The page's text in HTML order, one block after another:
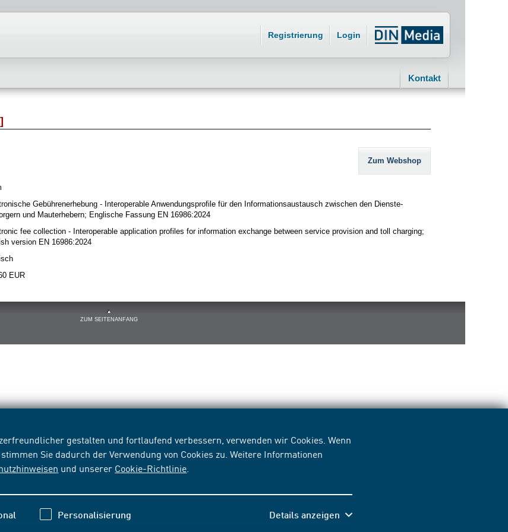
gestalten und fortlaufend verbessern, verwenden wir Cookies. Wenn
Sie dadurch der Verwendung von Cookies zu. Weitere Informationen
und unserer Cookie-Richtlinie
Personalisierung Details anzeigen
Registrierung Login
Kontakt
Zum Webshop
Gebührenerhebung - Interoperable Anwendungsprofile für den Informationsaustausch zwischen den Dienste-
und Mauterhebern; Englische Fassung EN 16986:2024
fee collection - Interoperable application profiles for information exchange between service provision and toll charging;
version EN 16986:2024
EUR
ZUM SEITENANFANG